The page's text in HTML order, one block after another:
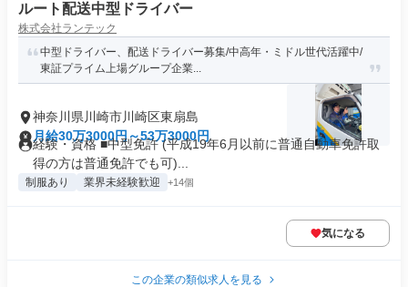
ルート配送中型ドライバー
株式会社ランテック
中型ドライバー、配送ドライバー募集/中高年・ミドル世代活躍中/
東証プライム上場グループ企業...
神奈川県川崎市川崎区東扇島
月給30万3000円～53万3000円
経験・資格 ■中型免許 (平成19年6月以前に普通自動車免許取
得の方は普通免許でも可)...
制服あり 業界未経験歓迎 +14個
気になる
この企業の類似求人を見る